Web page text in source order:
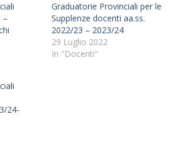
–
Graduatorie Provinciali per le
Supplenze docenti aa.ss.
2022/23 – 2023/24
29 Luglio 2022
In "Docenti"
24-